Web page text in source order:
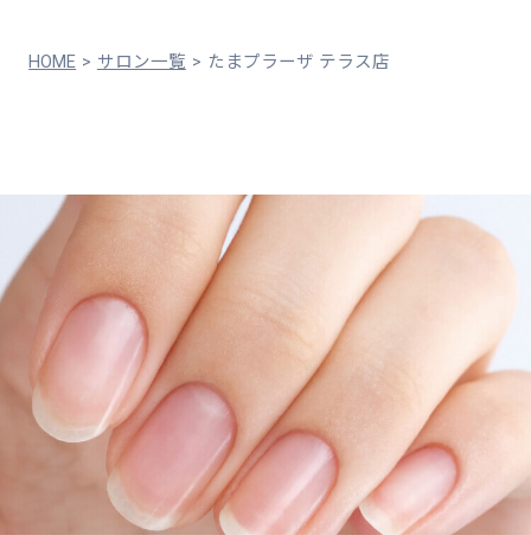
HOME サロン一覧 たまプラーザ テラス店